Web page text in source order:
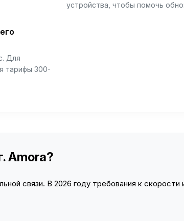
устройства, чтобы помочь
Для
тарифы 300-
Amora?
связи. В 2026 году требования к скорости